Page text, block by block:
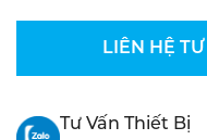
LIÊN HỆ
Tư Vấn Thiết Bị